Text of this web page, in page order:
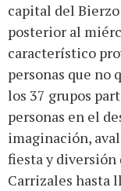
capital del
posterior al
característico
personas que no
los 37 grupos
personas en el
imaginación,
fiesta y diversión
Carrizales hasta